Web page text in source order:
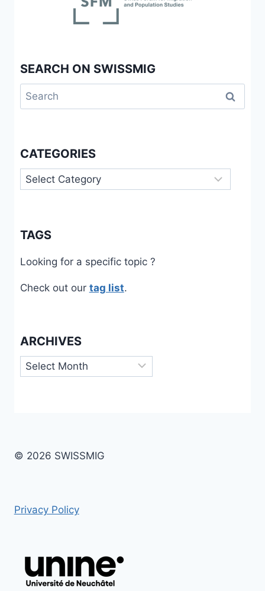
SEARCH ON SWISSMIG
Search
for:
CATEGORIES
Categories
TAGS
Looking for a specific topic ?
Check out our tag list.
ARCHIVES
Archives
© 2026 SWISSMIG
Privacy Policy